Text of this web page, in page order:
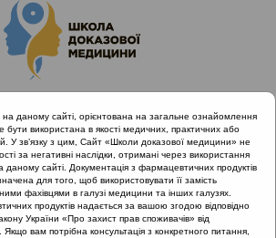
Опришко Валентина Іванівна
на даному сайті, орієнтована на загальне ознайомлення
використана в якості медичних, практичних або
У зв’язку з цим, Сайт «Школи доказової медицини» не
за негативні наслідки, отримані через використання
даному сайті. Документація з фармацевтичних продуктів
для того, щоб використовувати її замість
фахівцями в галузі медицини та інших галузях.
продуктів надається за вашою згодою відповідно
України «Про захист прав споживачів» від
вам потрібна консультація з конкретного питання,